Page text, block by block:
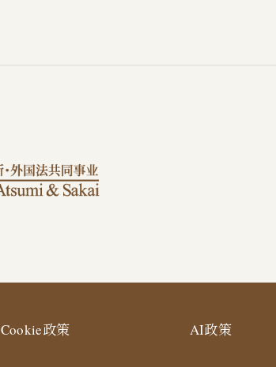
Cookie政策 AI政策